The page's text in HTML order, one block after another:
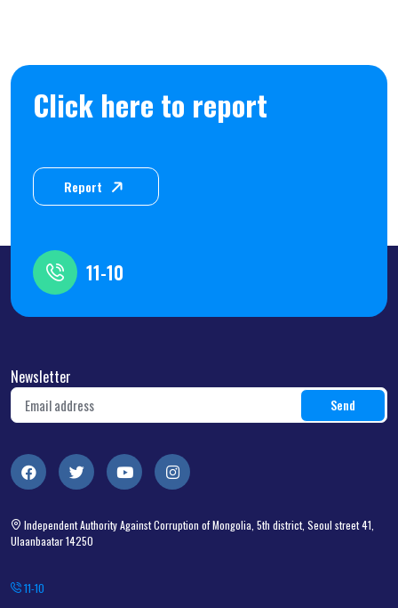
Click here to report
Report
11-10
Newsletter
Independent Authority Against Corruption of Mongolia, 5th district, Seoul street 41,
Ulaanbaatar 14250
11-10